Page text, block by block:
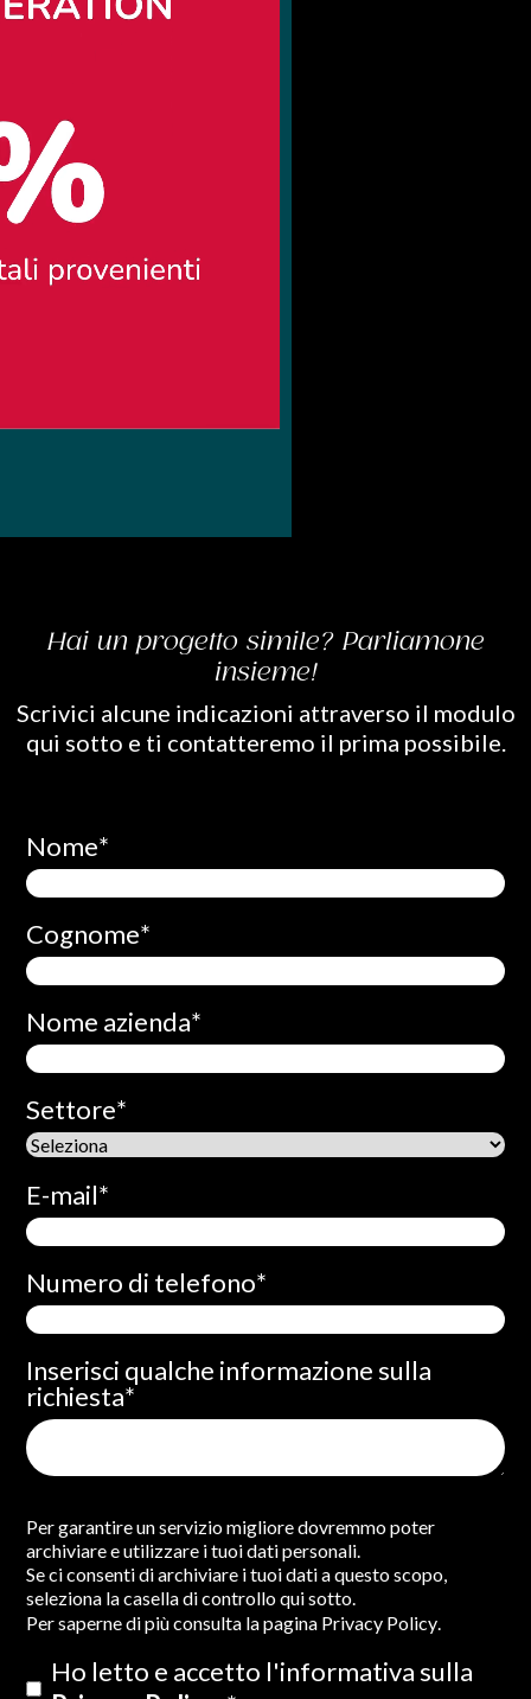
Hai un progetto simile? Parliamone
insieme!
Scrivici alcune indicazioni attraverso il modulo
qui sotto e ti contatteremo il prima possibile.
Nome*
Cognome*
Nome azienda*
Settore*
E-mail*
Numero di telefono*
Inserisci qualche informazione sulla
richiesta*
Per garantire un servizio migliore dovremmo poter
archiviare e utilizzare i tuoi dati personali.
Se ci consenti di archiviare i tuoi dati a questo scopo,
seleziona la casella di controllo qui sotto.
Per saperne di più consulta la pagina Privacy Policy.
Ho letto e accetto l'informativa sulla